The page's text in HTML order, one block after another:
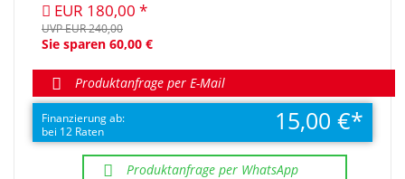
EUR 180,00
UVP EUR 240,00
Sie sparen 60,00 €
Produktanfrage per E-Mail
Finanzierung ab:
bei 12 Raten
15,00 €
Produktanfrage per WhatsApp